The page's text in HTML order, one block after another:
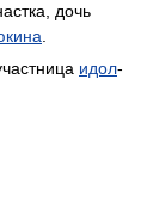
дочь
.
идол-